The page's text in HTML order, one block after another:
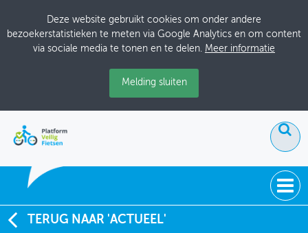
Deze website gebruikt cookies om onder andere
bezoekerstatistieken te meten via Google Analytics en om content
via sociale media te tonen en te delen. Meer informatie
Melding sluiten
ACTUEEL
TERUG NAAR 'ACTUEEL'